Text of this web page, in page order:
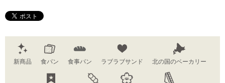
新商品 食パン 食事パン ラブラブサンド 北の国のベーカリー